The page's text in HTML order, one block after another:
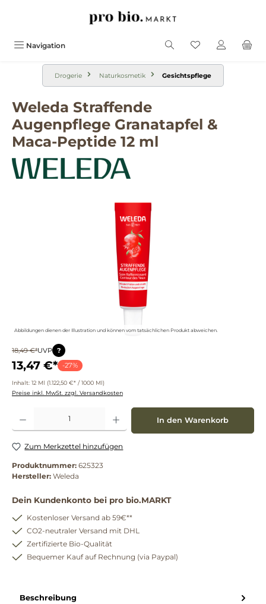
Navigation
Drogerie Naturkosmetik Gesichtspflege
Weleda Straffende
Augenpflege Granatapfel &
Maca-Peptide 12 ml
Abbildungen dienen der Illustration und können vom tatsächlichen Produkt abweichen.
18,49 €*UVP ?
13,47 €* -27%
Inhalt: 12 Ml (1.122,50 €* / 1000 Ml)
Preise inkl. MwSt. zzgl. Versandkosten
Produkt Anzahl: Gib den gewünschten Wert ein oder benutze die Schaltflächen um
In den Warenkorb
Zum Merkzettel hinzufügen
Produktnummer: 625323
Hersteller: Weleda
Dein Kundenkonto bei pro bio.MARKT
Kostenloser Versand ab 59€**
CO2-neutraler Versand mit DHL
Zertifizierte Bio-Qualität
Bequemer Kauf auf Rechnung (via Paypal)
Beschreibung